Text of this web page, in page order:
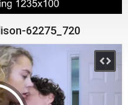
62275_720